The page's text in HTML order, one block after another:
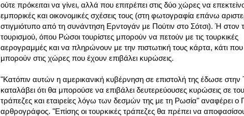
ούτε πρόκειται να γίνει, αλλά που επιτρέπει στις δύο χώρες να
εμπορικές και οικονομικές σχέσεις τους (στη φωτογραφία επάνω
στιγμιότυπο από τη συνάντηση Ερντογάν με Πούτιν στο Σότσι). Ή στον
τουρισμού, όπου Ρώσοι τουρίστες μπορούν να πετούν με τις τουρκικές
αερογραμμές και να πληρώνουν με την πιστωτική τους κάρτα, κάτι που
μπορούν στις χώρες που έχουν επιβάλει κυρώσεις.
"Κατόπιν αυτών η αμερικανική κυβέρνηση σε επιστολή της έδωσε στην
καταλάβει ότι θα μπορούσε να επιβάλει δευτερεύουσες κυρώσεις σε
τράπεζες και εταιρείες λόγω των δεσμών της με τη Ρωσία" αναφέρει ο
αρθρογράφος. "Επίσης οι τουρκικές τράπεζες θα πρέπει να